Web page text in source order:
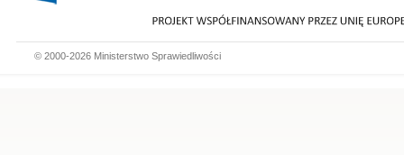
© 2000-2026 Ministerstwo Sprawiedliwości